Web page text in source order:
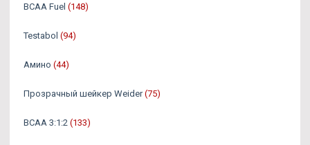
BCAA Fuel (148)
Testabol (94)
Амино (44)
Прозрачный шейкер Weider (75)
BCAA 3:1:2 (133)